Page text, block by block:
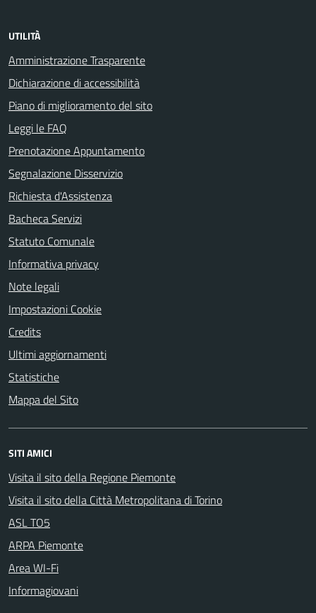
UTILITÀ
Amministrazione Trasparente
Dichiarazione di accessibilità
Piano di miglioramento del sito
Leggi le FAQ
Prenotazione Appuntamento
Segnalazione Disservizio
Richiesta d'Assistenza
Bacheca Servizi
Statuto Comunale
Informativa privacy
Note legali
Impostazioni Cookie
Credits
Ultimi aggiornamenti
Statistiche
Mappa del Sito
SITI AMICI
Visita il sito della Regione Piemonte
Visita il sito della Città Metropolitana di Torino
ASL TO5
ARPA Piemonte
Area WI-Fi
Informagiovani